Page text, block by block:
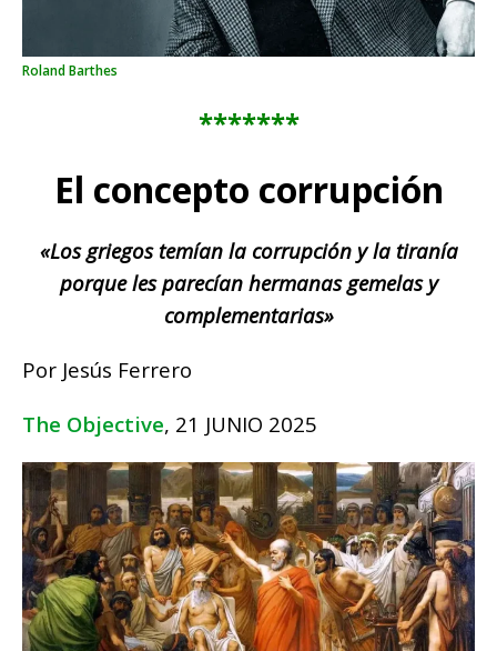
Roland Barthes
*******
El concepto corrupción
«Los griegos temían la corrupción y la tiranía
porque les parecían hermanas gemelas y
complementarias»
Por Jesús Ferrero
The Objective, 21 JUNIO 2025